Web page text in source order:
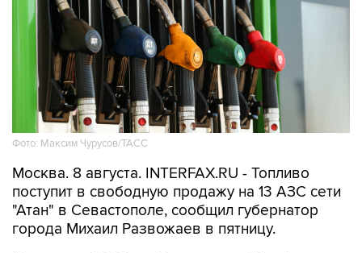
Фото: Максим Чурусов/ТАСС
Москва. 8 августа. INTERFAX.RU - Топливо
поступит в свободную продажу на 13 АЗС сети
"Атан" в Севастополе, сообщил губернатор
города Михаил Развожаев в пятницу.